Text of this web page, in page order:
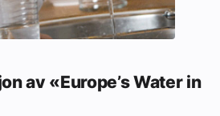
av «Europe’s Water in